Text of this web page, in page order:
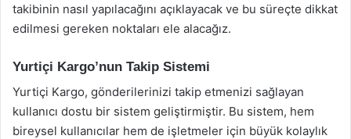
takibinin nasıl yapılacağını açıklayacak ve bu süreçte dikkat
edilmesi gereken noktaları ele alacağız.
Yurtiçi Kargo’nun Takip Sistemi
Yurtiçi Kargo, gönderilerinizi takip etmenizi sağlayan
kullanıcı dostu bir sistem geliştirmiştir. Bu sistem, hem
bireysel kullanıcılar hem de işletmeler için büyük kolaylık